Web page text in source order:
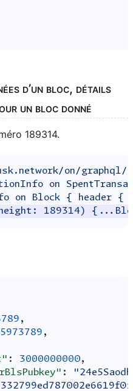
d’un bloc, détails
un bloc donné
189314.
on/graphql/
on
on Block { header {
189314)
,
,
: 3000000000 ,
: